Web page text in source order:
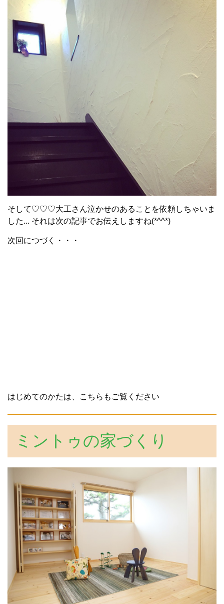
そして♡♡♡大工さん泣かせのあることを依頼しちゃいま
した... それは次の記事でお伝えしますね(*^^*)
次回につづく・・・
はじめてのかたは、こちらもご覧ください
ミントゥの家づくり